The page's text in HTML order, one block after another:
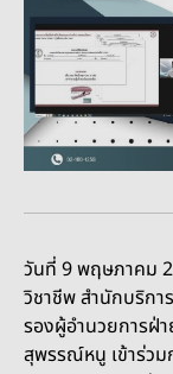
วันที่ 9 พฤษภาคม
วิชาชีพ สำนักบริกา
รองผู้อำนวยการฝ่
สุพรรณ์หนู เข้าร่วม